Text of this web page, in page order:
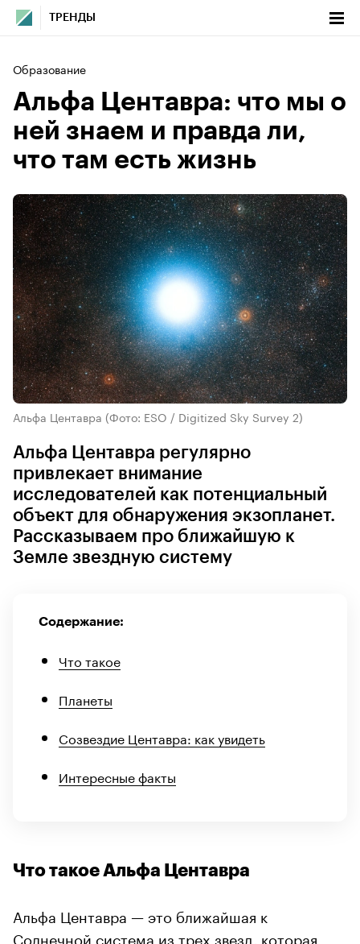
ТРЕНДЫ
Образование
Альфа Центавра: что мы о
ней знаем и правда ли,
что там есть жизнь
Альфа Центавра (Фото: ESO / Digitized Sky Survey 2)
Альфа Центавра регулярно
привлекает внимание
исследователей как потенциальный
объект для обнаружения экзопланет.
Рассказываем про ближайшую к
Земле звездную систему
Содержание:
Что такое
Планеты
Созвездие Центавра: как увидеть
Интересные факты
Что такое Альфа Центавра
Альфа Центавра — это ближайшая к
Солнечной система из трех звезд, которая